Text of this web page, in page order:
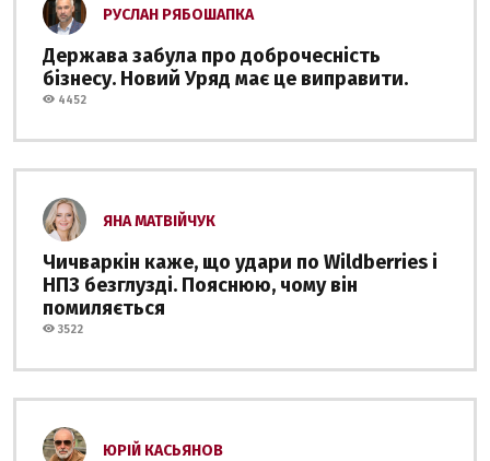
РУСЛАН РЯБОШАПКА
Держава забула про доброчесність
бізнесу. Новий Уряд має це виправити.
4452
ЯНА МАТВІЙЧУК
Чичваркін каже, що удари по Wildberries і
НПЗ безглузді. Пояснюю, чому він
помиляється
3522
ЮРІЙ КАСЬЯНОВ